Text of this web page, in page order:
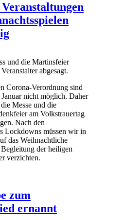
und die Martinsfeier
abgesagt.
Corona-Verordnung sind
nicht möglich. Daher
Messe und die
am Volkstrauertag
Nach den
Lockdowns müssen wir in
das Weihnachtliche
der heiligen
verzichten.
zum
ernannt